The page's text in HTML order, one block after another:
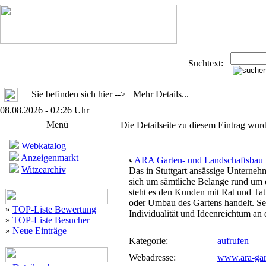
Suchtext:
Sie befinden sich hier --> Mehr Details...
08.08.2026 - 02:26 Uhr
Menü
Webkatalog
Anzeigenmarkt
Witzearchiv
» TOP-Liste Bewertung
» TOP-Liste Besucher
» Neue Einträge
Die Detailseite zu diesem Eintrag
ARA Garten- und Landschaftsbau
Das in Stuttgart ansässige
sich um sämtliche Belange rund
steht es den Kunden mit Rat und
oder Umbau des Gartens handelt.
Individualität und Ideenreichtum an
Kategorie:
aufrufen
Webadresse:
www.ara-